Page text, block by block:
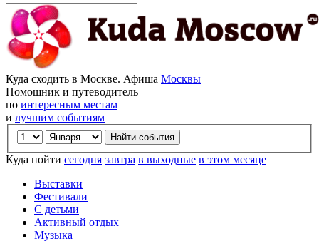
Куда сходить в Москве. Афиша Москвы
Помощник и путеводитель
по интересным местам
и лучшим событиям
Куда пойти сегодня завтра в выходные в этом месяце
Выставки
Фестивали
С детьми
Активный отдых
Музыка